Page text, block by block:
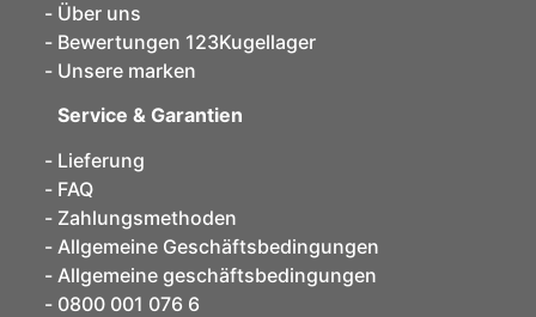
Über uns
Bewertungen 123Kugellager
Unsere marken
Service & Garantien
Lieferung
FAQ
Zahlungsmethoden
Allgemeine Geschäftsbedingungen
Allgemeine geschäftsbedingungen
0800 001 076 6